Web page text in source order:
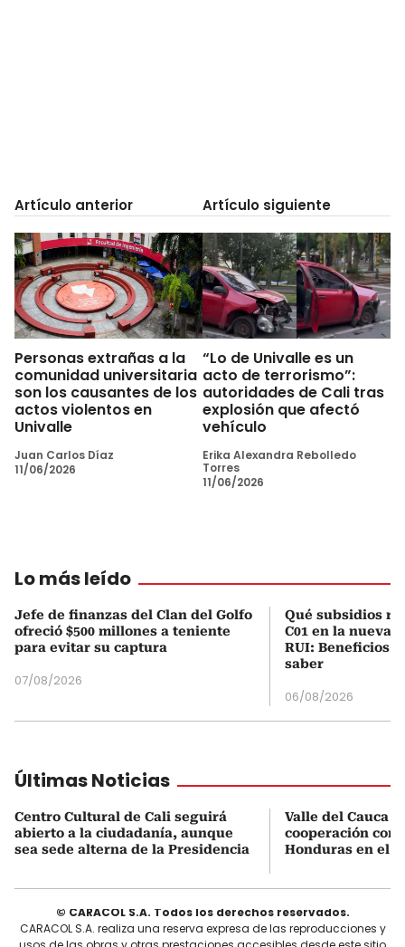
Artículo anterior
Personas extrañas a la
comunidad universitaria
son los causantes de los
actos violentos en
Univalle
Juan Carlos Díaz
11/06/2026
Artículo siguiente
“Lo de Univalle es un
acto de terrorismo”:
autoridades de Cali tras
explosión que afectó
vehículo
Erika Alexandra Rebolledo
Torres
11/06/2026
Lo más leído
Jefe de finanzas del Clan del Golfo
ofreció $500 millones a teniente
para evitar su captura
07/08/2026
Qué subsidios
C01 en la nueva
RUI: Beneficios
saber
06/08/2026
Últimas Noticias
Centro Cultural de Cali seguirá
abierto a la ciudadanía, aunque
sea sede alterna de la Presidencia
Valle del Cauca
cooperación
Honduras en el
© CARACOL S.A. Todos los derechos reservados.
CARACOL S.A. realiza una reserva expresa de las reproducciones y